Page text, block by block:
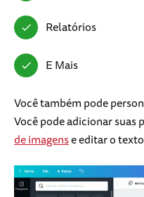
Relatórios
E Mais
Você também pode
Você pode adicionar suas
de imagense editar o